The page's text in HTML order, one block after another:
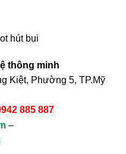
hút bụi
thông minh
Kiệt, Phường 5, TP.Mỹ
885 887
–